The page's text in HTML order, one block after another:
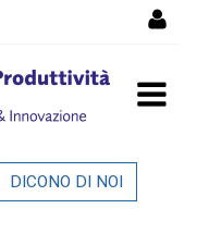
DICONO DI NOI